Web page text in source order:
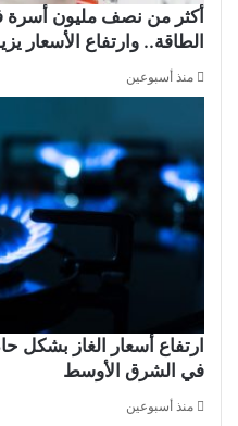
أكثر من نصف مليون أسرة
الطاقة.. وارتفاع الأسعار
منذ أسبوعين
ارتفاع أسعار الغاز بشكل
في الشرق الأوسط
منذ أسبوعين